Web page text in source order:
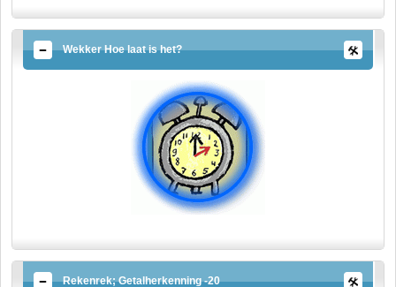
Wekker Hoe laat is het?
Rekenrek; Getalherkenning -20